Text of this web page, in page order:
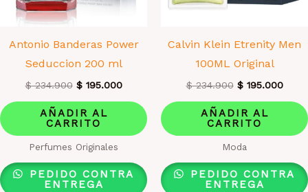
Antonio Banderas Power
Seduccion 200 ml
$234.900 El
original
era:
$ 234.900.
$195.000El
actual
$ 195.000.
AÑADIR AL
CARRITO
Perfumes Originales
PEDIDO CONTRA
ENTREGA
Calvin Klein Etrenity Men
100ML Original
$234.900 El
original
era:
$ 234.900.
$195.000El
$
AÑADIR AL
CARRITO
Moda
PEDIDO CONTRA
ENTREGA